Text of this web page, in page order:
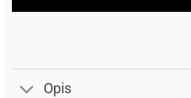
Opis